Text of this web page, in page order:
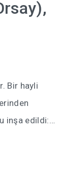
Bir hayli
inşa edildi:…